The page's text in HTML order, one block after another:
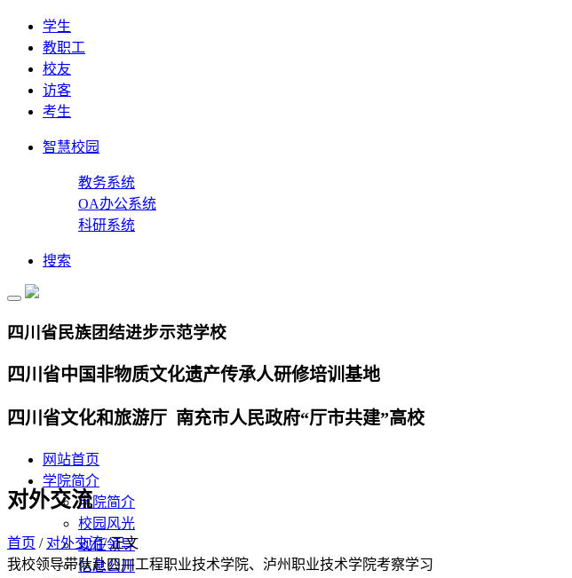
学生
教职工
校友
访客
考生
智慧校园
教务系统
OA办公系统
科研系统
搜索
四川省民族团结进步示范学校
四川省中国非物质文化遗产传承人研修培训基地
四川省文化和旅游厅 南充市人民政府“厅市共建”高校
网站首页
学院简介
学院简介
校园风光
现任领导
信息公开
对外交流
首页 / 对外交流/ 正文
我校领导带队赴四川工程职业技术学院、泸州职业技术学院考察学习